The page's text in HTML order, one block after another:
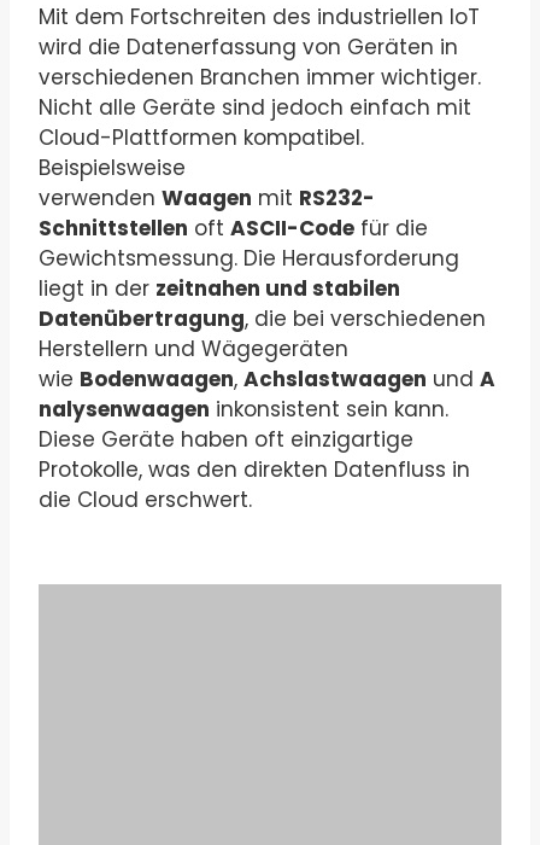
Mit dem Fortschreiten des industriellen IoT
wird die Datenerfassung von Geräten in
verschiedenen Branchen immer wichtiger.
Nicht alle Geräte sind jedoch einfach mit
Cloud-Plattformen kompatibel.
Beispielsweise
verwenden Waagen mit RS232-
Schnittstellen oft ASCII-Code für die
Gewichtsmessung. Die Herausforderung
liegt in der zeitnahen und stabilen
Datenübertragung, die bei verschiedenen
Herstellern und Wägegeräten
wie Bodenwaagen, Achslastwaagen und A
nalysenwaagen inkonsistent sein kann.
Diese Geräte haben oft einzigartige
Protokolle, was den direkten Datenfluss in
die Cloud erschwert.